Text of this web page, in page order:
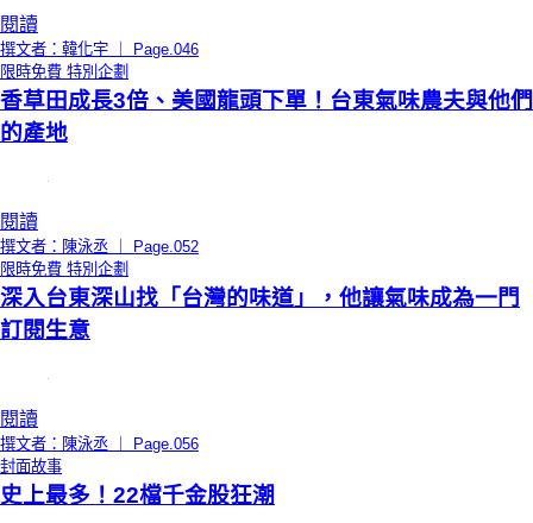
閱讀
撰文者：韓化宇 ｜ Page.046
限時免費 特別企劃
香草田成長3倍、美國龍頭下單！台東氣味農夫與他們
的產地
閱讀
撰文者：陳泳丞 ｜ Page.052
限時免費 特別企劃
深入台東深山找「台灣的味道」，他讓氣味成為一門
訂閱生意
閱讀
撰文者：陳泳丞 ｜ Page.056
封面故事
史上最多！22檔千金股狂潮